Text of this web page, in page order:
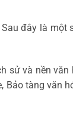
đây là một
sử và nền
Bảo tàng văn